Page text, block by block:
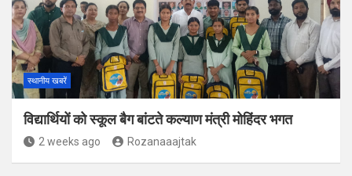
स्थानीय खबरें
विद्यार्थियों को स्कूल बैग बांटते कल्याण मंत्री मोहिंदर भगत
2 weeks ago Rozanaaajtak